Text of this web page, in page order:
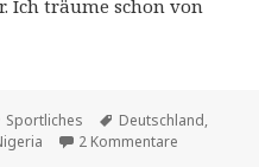
Ich träume schon von
Kategorien
Sportliches Schlagwörter
Deutschland,
2 Kommentare